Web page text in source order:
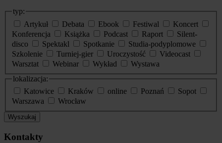
typ:
Artykuł
Debata Ebook Festiwal
Koncert
Konferencja
Książka Podcast Raport
Silent-
disco
Spektakl Spotkanie
Studia-podyplomowe
Szkolenie
Turniej-gier Uroczystość
Videocast
Warsztat
Webinar Wykład
Wystawa
lokalizacja:
Katowice
Kraków online Poznań
Sopot
Warszawa
Wrocław
Wyszukaj
Kontakty